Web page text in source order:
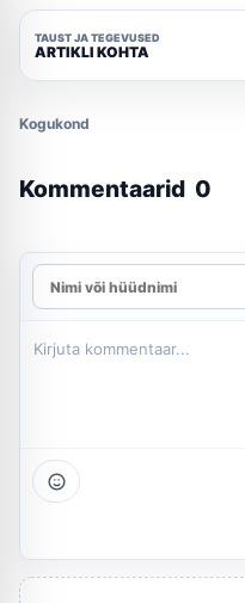
TAUST JA TEGEVUSED
ARTIKLI KOHTA
Kogukond
Kommentaarid 0